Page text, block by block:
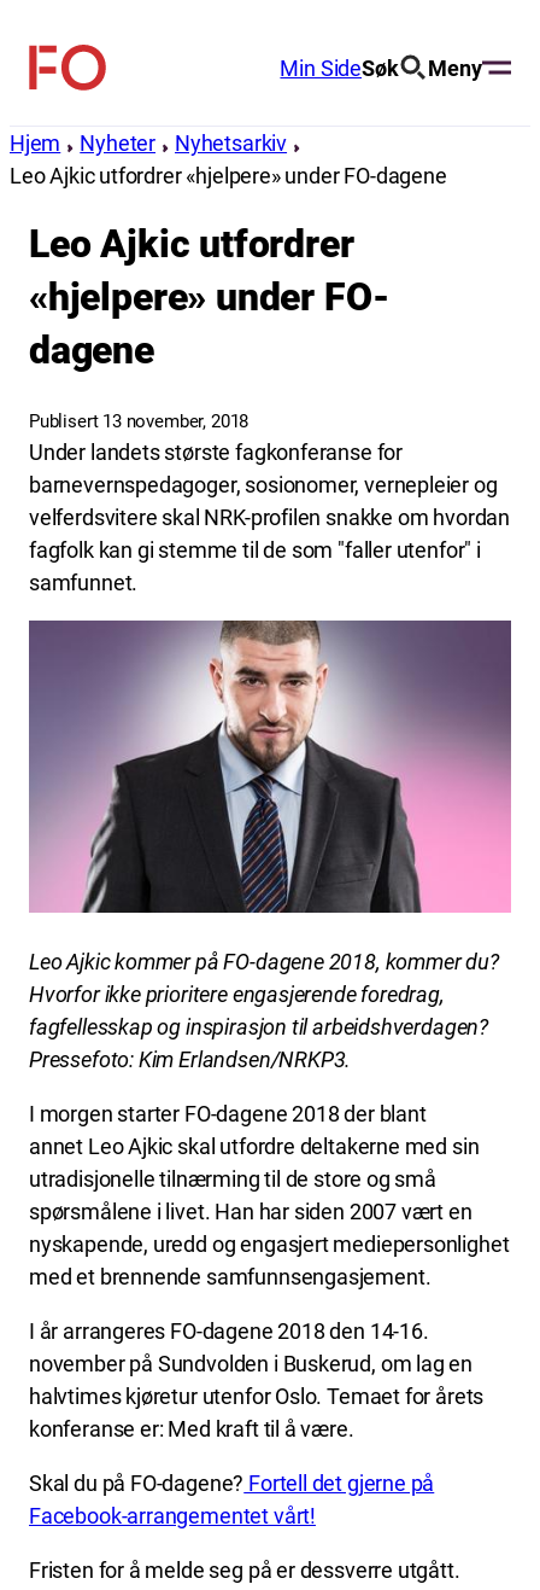
innhold
FO
Min SideSøk Meny
Hjem Nyheter
Nyhetsarkiv
Leo Ajkic utfordrer «hjelpere» under FO-dagene
Leo Ajkic utfordrer
«hjelpere» under FO-
dagene
Publisert 13 november, 2018
Under landets største fagkonferanse for
barnevernspedagoger, sosionomer, vernepleier og
velferdsvitere skal NRK-profilen snakke om hvordan
fagfolk kan gi stemme til de som "faller utenfor" i
samfunnet.
Leo Ajkic kommer på FO-dagene 2018, kommer du?
Hvorfor ikke prioritere engasjerende foredrag,
fagfellesskapog inspirasjon til arbeidshverdagen?
Pressefoto: Kim Erlandsen/NRKP3.
I morgen starter FO-dagene 2018 der blant
annet Leo Ajkic skal utfordre deltakerne med sin
utradisjonelle tilnærming til de store og små
spørsmålene i livet. Han har siden 2007 vært en
nyskapende, uredd og engasjert mediepersonlighet
med et brennende samfunnsengasjement.
I år arrangeres FO-dagene 2018 den 14-16.
november på Sundvolden i Buskerud, om lag en
halvtimes kjøretur utenfor Oslo. Temaet for årets
konferanse er: Med kraft til å være.
Skal du på FO-dagene? Fortell det gjerne på
Facebook-arrangementet vårt!
Fristen for å melde seg på er dessverre utgått.